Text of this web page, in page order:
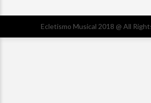
Ecletismo Musical 2018 @ All